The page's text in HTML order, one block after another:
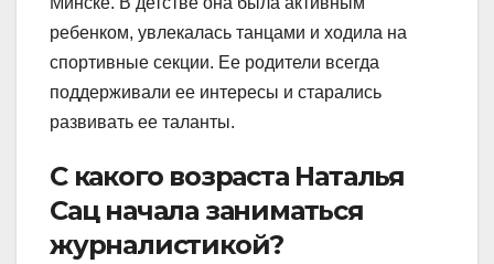
ребенком, увлекалась танцами и ходила на
спортивные секции. Ее родители всегда
поддерживали ее интересы и старались
развивать ее таланты.
С какого возраста Наталья
Сац начала заниматься
журналистикой?